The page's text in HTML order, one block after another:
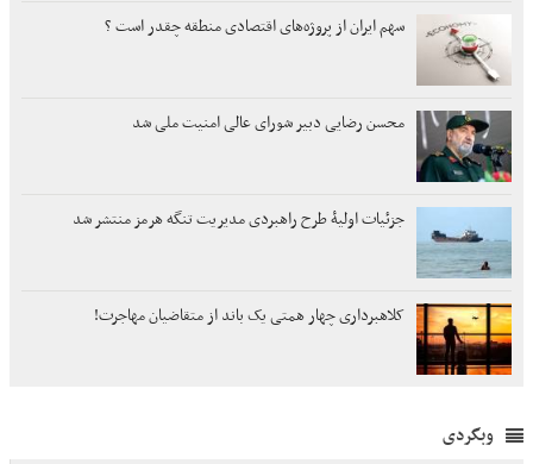
سهم ایران از پروژه‌های اقتصادی منطقه چقدر است ؟
محسن رضایی دبیر شورای عالی امنیت ملی شد
جزئیات اولیۀ طرح راهبردی مدیریت تنگه هرمز منتشر شد
کلاهبرداری چهار همتی یک باند از متقاضیان مهاجرت!
وبگردی